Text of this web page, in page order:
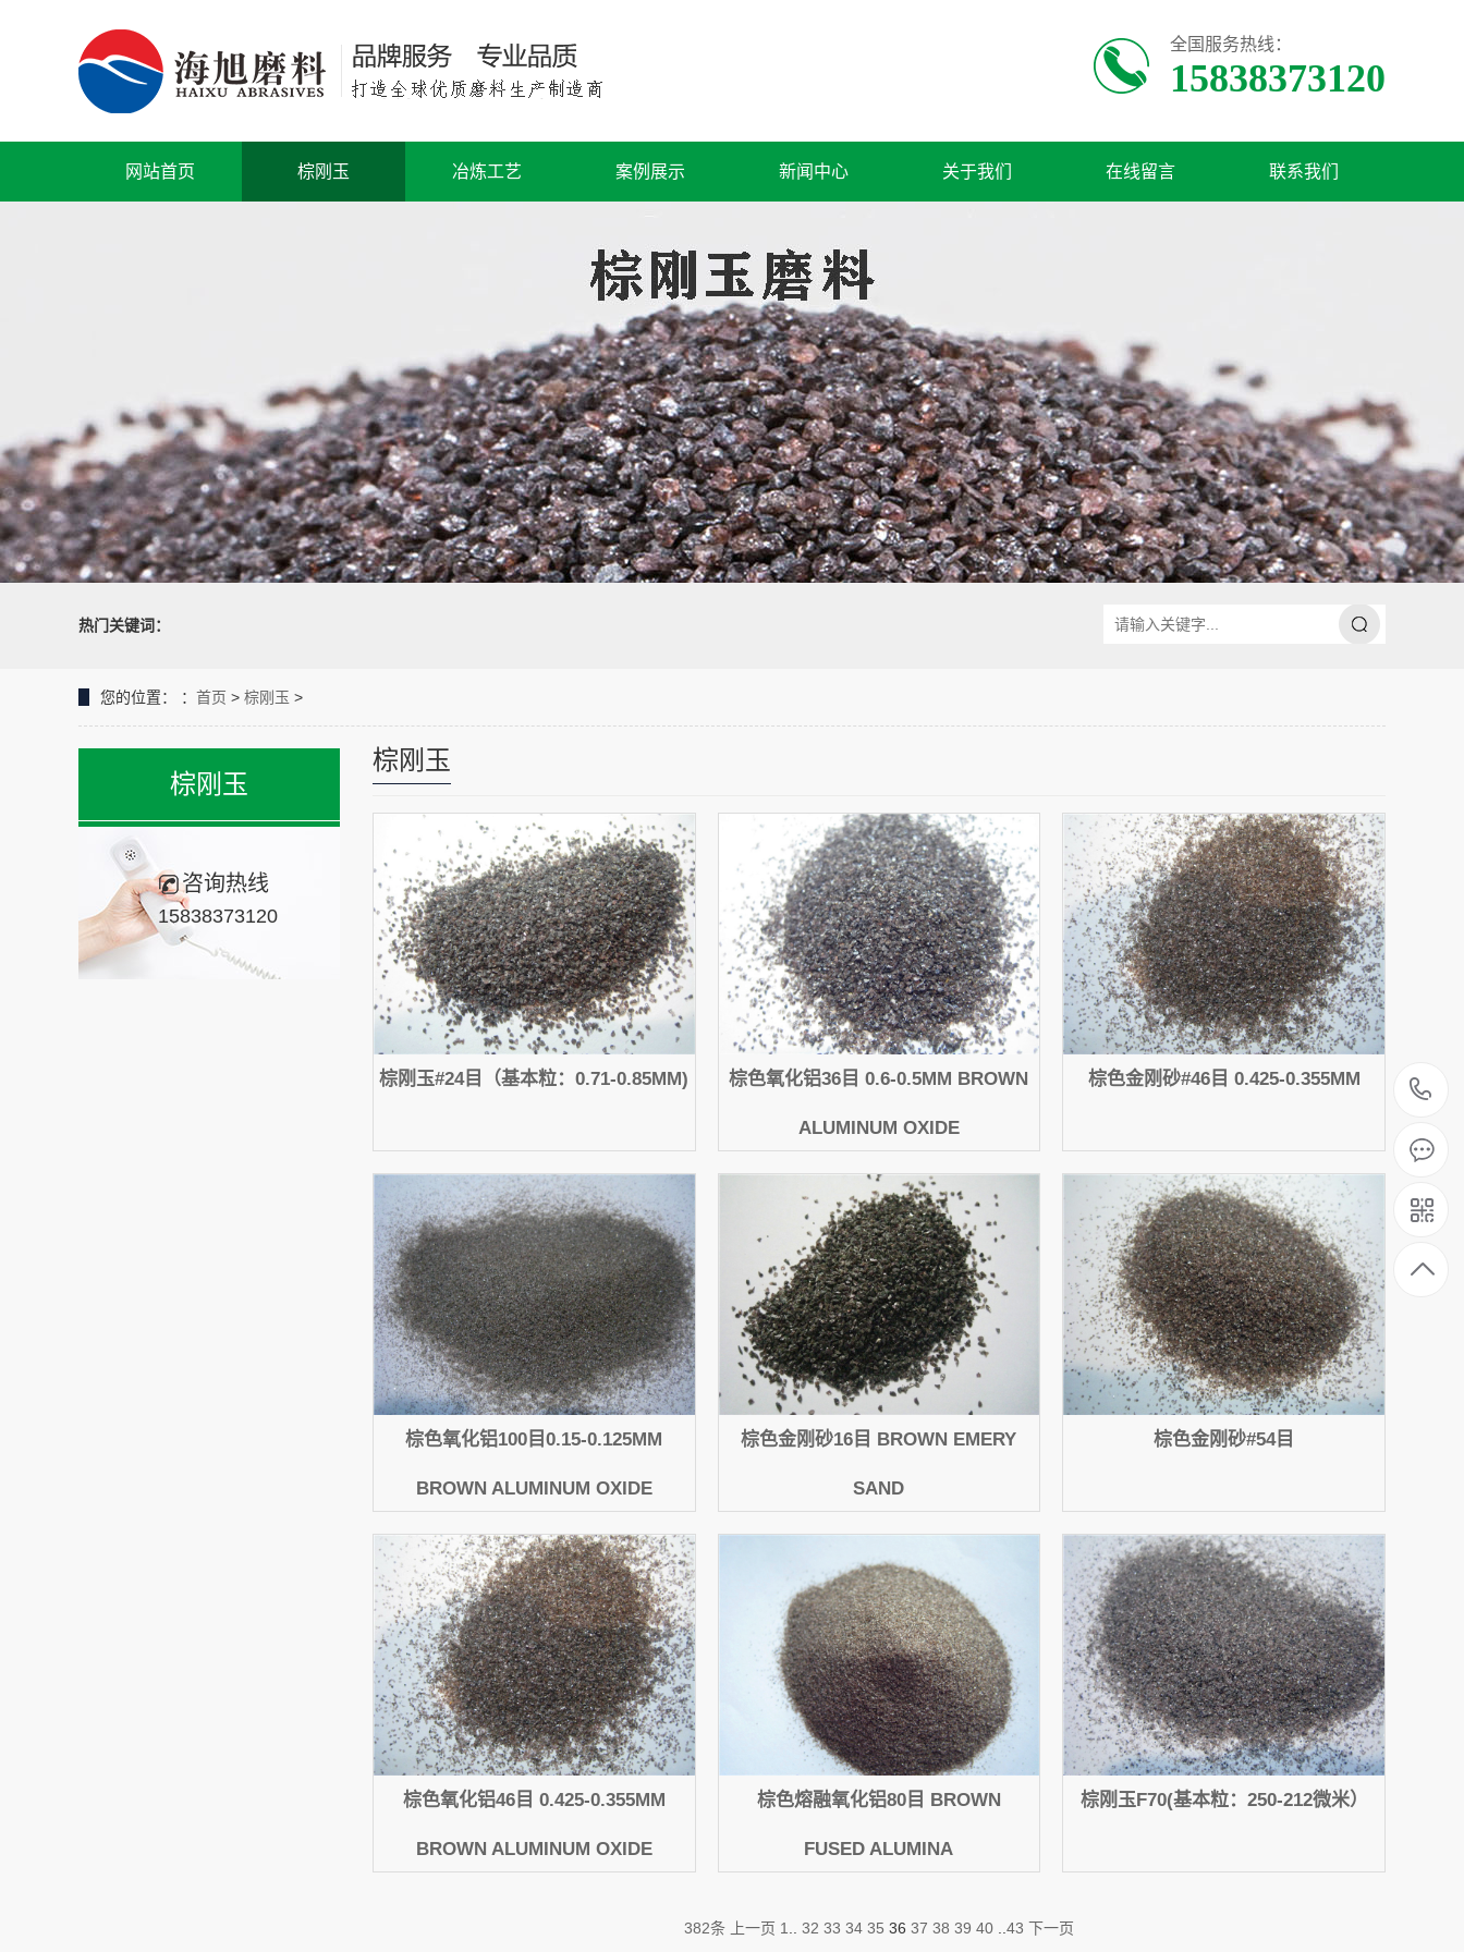
全国服务热线：
15838373120
网站首页 棕刚玉 冶炼工艺 案例展示 新闻中心 关于我们 在线留言 联系我们
热门关键词：
您的位置： ： 首页 > 棕刚玉 >
棕刚玉
咨询热线
15838373120
棕刚玉
棕刚玉#24目（基本粒：0.71-0.85MM) 棕色氧化铝36目 0.6-0.5MM BROWN
ALUMINUM OXIDE
棕色金刚砂#46目 0.425-0.355MM
棕色氧化铝100目0.15-0.125MM
BROWN ALUMINUM OXIDE
棕色金刚砂16目 BROWN EMERY
SAND
棕色金刚砂#54目
棕色氧化铝46目 0.425-0.355MM
BROWN ALUMINUM OXIDE
棕色熔融氧化铝80目 BROWN
FUSED ALUMINA
棕刚玉F70(基本粒：250-212微米）
382条 上一页 1 32 33 34 35 36 37 38 39 40 43 下一页